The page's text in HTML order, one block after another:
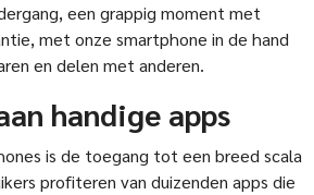
een grappig moment met
met onze smartphone in de hand
en delen met anderen.
handige apps
is de toegang tot een breed scala
profiteren van duizenden apps die